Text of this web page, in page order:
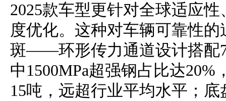
2025款车型更针对全球适应
度优化。这种对车辆可靠性
斑——环形传力通道设计搭配
中1500MPa超强钢占比达
15吨，远超行业平均水平；